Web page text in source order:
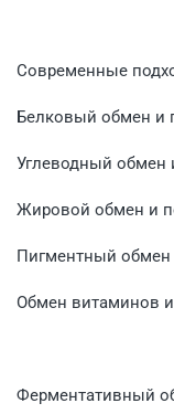
Современные
Белковый обмен и
Углеводный обмен
Жировой обмен и
Пигментный обмен
Обмен витаминов
Ферментативный